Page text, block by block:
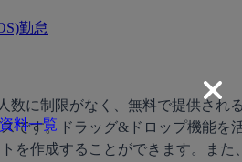
勤怠
数に制限がなく、無料で提供され
です。ドラッグ&ドロップ機能を
を作成することができます。また